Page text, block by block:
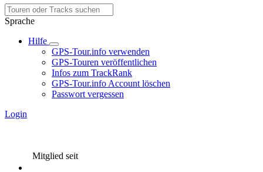
Sprache
Hilfe
GPS-Tour.info verwenden
GPS-Touren veröffentlichen
Infos zum TrackRank
GPS-Tour.info Account löschen
Passwort vergessen
Login
Mitglied seit